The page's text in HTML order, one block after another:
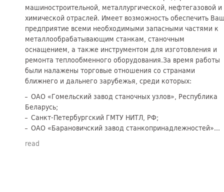
машиностроительной, металлургической, нефтегазовой и
химической отраслей. Имеет возможность обеспечить
предприятие всеми необходимыми запасными частями к
металлообрабатывающим станкам, станочным
оснащением, а также инструментом для изготовления и
ремонта теплообменного оборудования.За время работы
были налажены торговые отношения со странами
ближнего и дальнего зарубежья, среди которых:
ОАО «Гомельский завод станочных узлов», Республика
Беларусь;
Санкт-Петербургский ГМТУ НИТЛ, РФ;
ОАО «Барановичский завод станкопринадлежностей»...
read